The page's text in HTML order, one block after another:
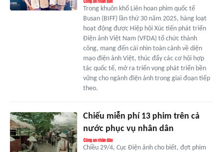
Trong khuôn khổ Liên hoan phim quốc tế
Busan (BIFF) lần thứ 30 năm 2025, hàng loạt
hoạt động được Hiệp hội Xúc tiến phát triển
Điện ảnh Việt Nam (VFDA) tổ chức thành
công, mang đến cái nhìn toàn cảnh về diện
mạo điện ảnh Việt, thúc đẩy các cơ hội hợp
tác quốc tế, mở ra triển vọng phát triển bền
vững cho ngành điện ảnh trong giai đoạn tiếp
theo.
Chiếu miễn phí 13 phim trên cả
nước phục vụ nhân dân
Chiều 29/4, Cục Điện ảnh cho biết, đợt phim